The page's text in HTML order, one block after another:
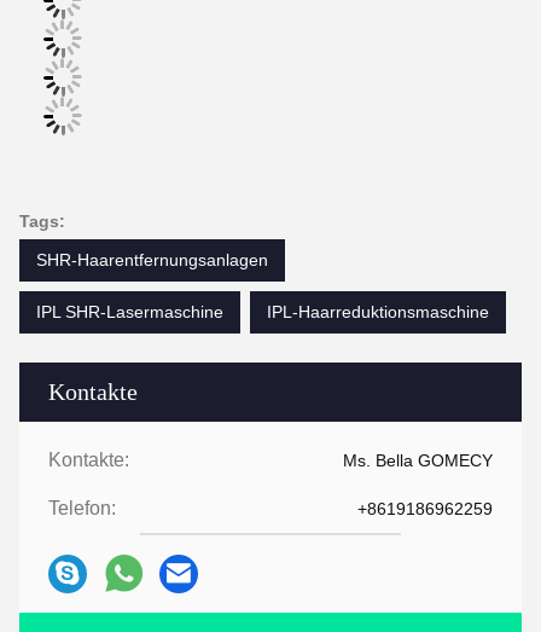
Kontakte
Kontakte: Ms. Bella GOMECY
Telefon: +8619186962259
Tags:
SHR-Haarentfernungsanlagen
IPL SHR-Lasermaschine IPL-Haarreduktionsmaschine